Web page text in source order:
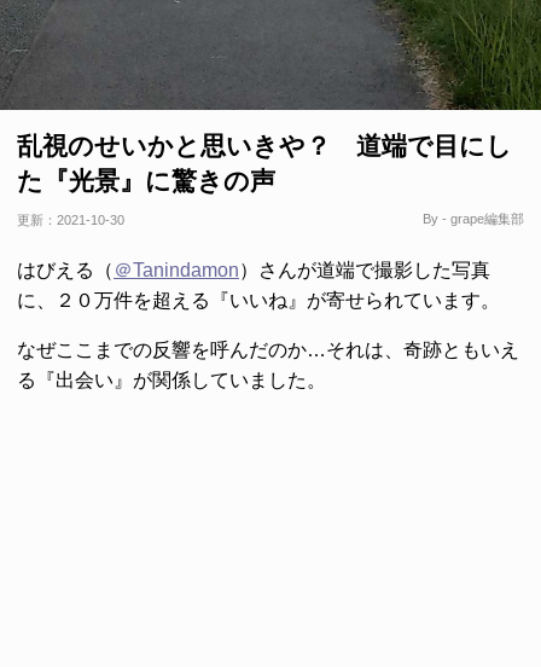
乱視のせいかと思いきや？ 道端で目にし
た『光景』に驚きの声
更新： 2021-10-30 By - grape編集部
はびえる（ ＠Tanindamon）さんが道端で撮影した写真
に、２０万件を超える『いいね』が寄せられています。
なぜここまでの反響を呼んだのか…それは、奇跡ともいえ
る『出会い』が関係していました。